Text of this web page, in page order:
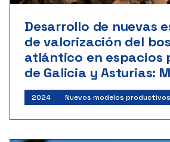
Desarrollo de nuevas
de valorización del
atlántico en espacios
de Galicia y Asturias:
2024 Nuevos modelos productivos